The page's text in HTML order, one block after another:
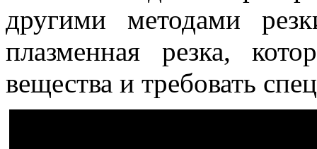
другими методами
плазменная резка,
вещества и требовать